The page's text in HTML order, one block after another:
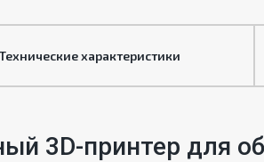
Технические характеристики
3D-принтер для